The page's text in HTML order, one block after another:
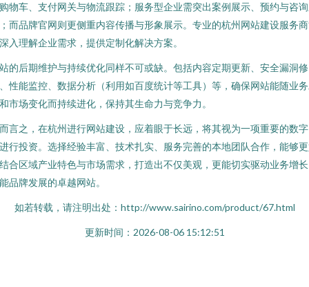
物车、支付网关与物流跟踪；服务型企业需突出案例展示、预约与咨
而品牌官网则更侧重内容传播与形象展示。专业的杭州网站建设服务
入理解企业需求，提供定制化解决方案。
的后期维护与持续优化同样不可或缺。包括内容定期更新、安全漏洞修
性能监控、数据分析（利用如百度统计等工具）等，确保网站能随业
市场变化而持续进化，保持其生命力与竞争力。
言之，在杭州进行网站建设，应着眼于长远，将其视为一项重要的数
行投资。选择经验丰富、技术扎实、服务完善的本地团队合作，能够
合区域产业特色与市场需求，打造出不仅美观，更能切实驱动业务增
品牌发展的卓越网站。
如若转载，请注明出处：http://www.sairino.com/product/67.html
更新时间：2026-08-06 15:12:51